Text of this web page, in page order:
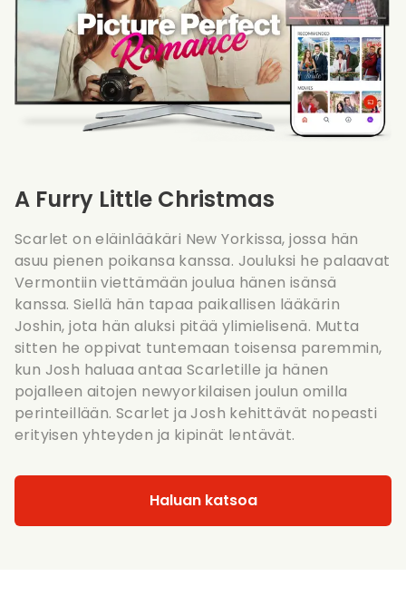
A Furry Little Christmas
Scarlet on eläinlääkäri New Yorkissa, jossa hän
asuu pienen poikansa kanssa. Jouluksi he palaavat
Vermontiin viettämään joulua hänen isänsä
kanssa. Siellä hän tapaa paikallisen lääkärin
Joshin, jota hän aluksi pitää ylimielisenä. Mutta
sitten he oppivat tuntemaan toisensa paremmin,
kun Josh haluaa antaa Scarletille ja hänen
pojalleen aitojen newyorkilaisen joulun omilla
perinteillään. Scarlet ja Josh kehittävät nopeasti
erityisen yhteyden ja kipinät lentävät.
Haluan katsoa